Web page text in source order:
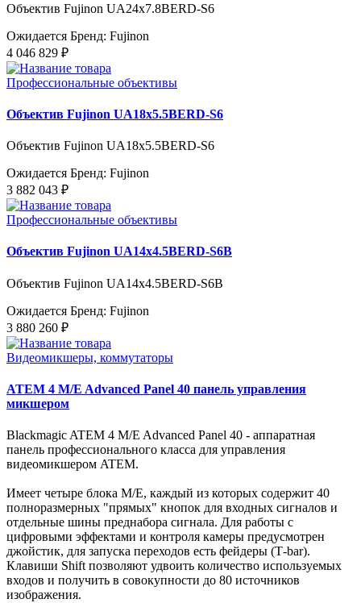
Объектив Fujinon UA24x7.8BERD-S6
Ожидается Бренд: Fujinon
4 046 829 ₽
Профессиональные объективы
Объектив Fujinon UA18x5.5BERD-S6
Объектив Fujinon UA18x5.5BERD-S6
Ожидается Бренд: Fujinon
3 882 043 ₽
Профессиональные объективы
Объектив Fujinon UA14x4.5BERD-S6B
Объектив Fujinon UA14x4.5BERD-S6B
Ожидается Бренд: Fujinon
3 880 260 ₽
Видеомикшеры, коммутаторы
ATEM 4 M/E Advanced Panel 40 панель управления
микшером
Blackmagic ATEM 4 M/E Advanced Panel 40 - аппаратная
панель профессионального класса для управления
видеомикшером ATEM.
Имеет четыре блока M/E, каждый из которых содержит 40
полноразмерных "прямых" кнопок для входных сигналов и
отдельные шины преднабора сигнала. Для работы с
цифровыми эффектами и контроля камеры предусмотрен
джойстик, для запуска переходов есть фейдеры (T‑bar).
Клавиши Shift позволяют удвоить количество используемых
входов и получить в совокупности до 80 источников
изображения.